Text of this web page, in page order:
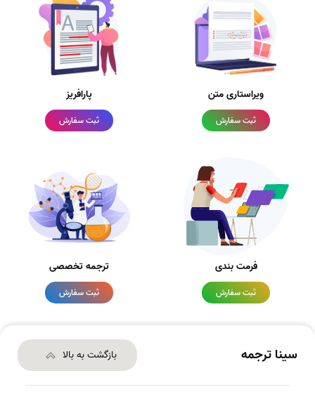
ویراستاری متن
ثبت سفارش
پارافریز
ثبت سفارش
فرمت بندی
ثبت سفارش
ترجمه تخصصی
ثبت سفارش
سینا ترجمه بازگشت به بالا